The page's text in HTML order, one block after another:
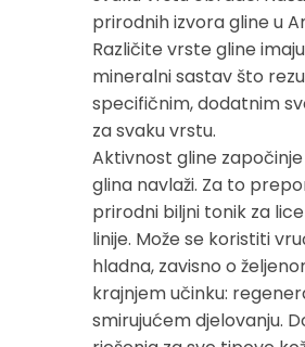
prirodnih izvora gline u
Različite vrste gline
mineralni sastav što
specifičnim, dodatnim
za svaku vrstu.
Aktivnost gline
glina navlaži. Za to
prirodni biljni tonik za lice
linije. Može se koristiti
hladna, zavisno o
krajnjem učinku:
smirujućem djelovanju.